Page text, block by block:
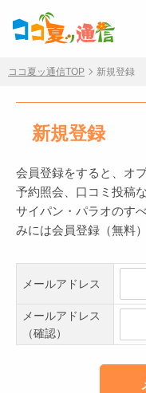
ココ夏ッ通信TOP 新規登録
新規登録
会員登録をすると、オ
予約照会、口コミ投稿
サイパン・パラオのす
みには会員登録（無料
メールアドレス
メールアドレス
（確認）